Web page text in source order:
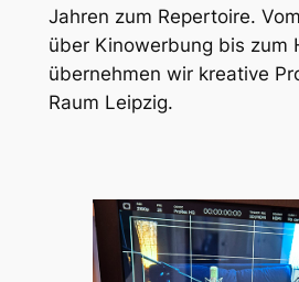
Jahren zum Repertoire.
über Kinowerbung bis zum
übernehmen wir kreative
Raum Leipzig.